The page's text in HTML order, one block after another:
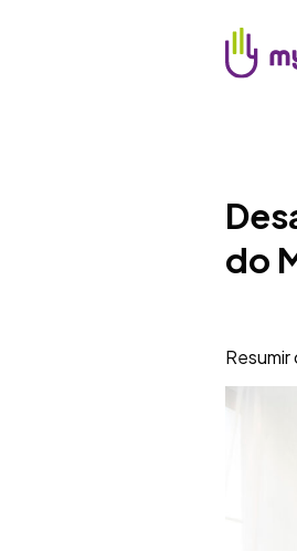
do
Resumir